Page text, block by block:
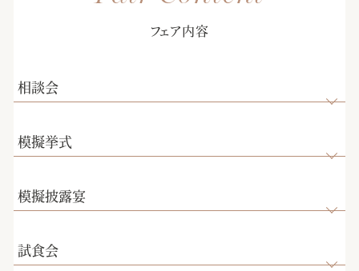
フェア内容
相談会
模擬挙式
模擬披露宴
試食会